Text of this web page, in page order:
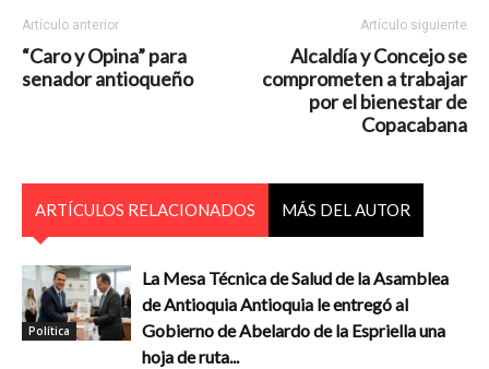
Artículo anterior
“Caro y Opina” para
senador antioqueño
Artículo siguiente
Alcaldía y Concejo se
comprometen a trabajar
por el bienestar de
Copacabana
ARTÍCULOS RELACIONADOS MÁS DEL AUTOR
Política
La Mesa Técnica de Salud de la Asamblea
de Antioquia Antioquia le entregó al
Gobierno de Abelardo de la Espriella una
hoja de ruta...